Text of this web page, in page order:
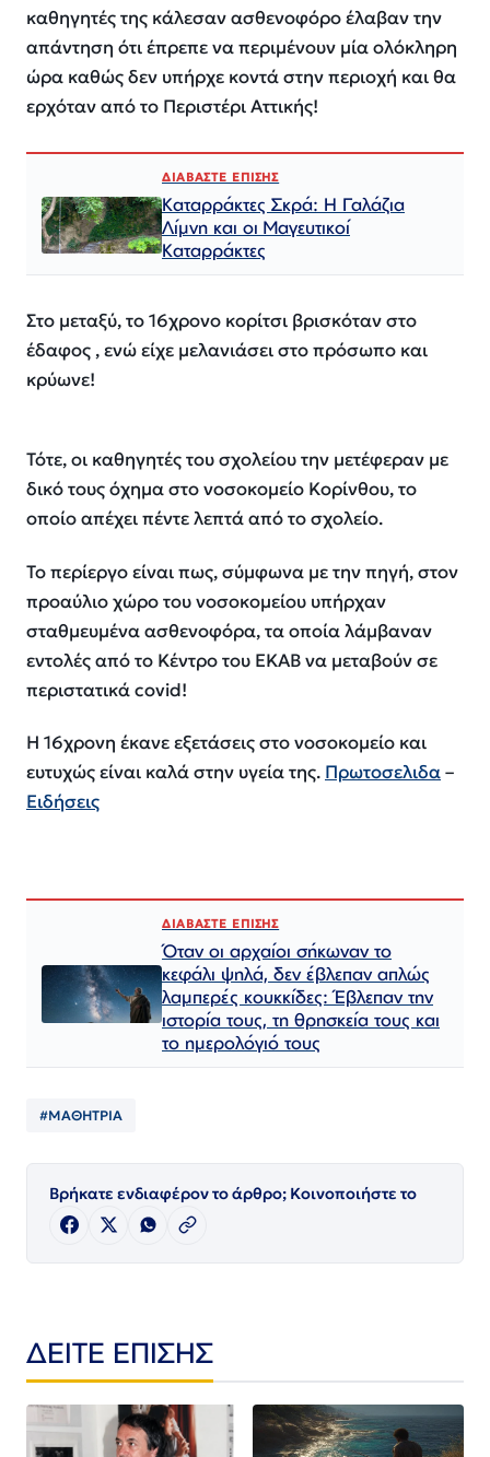
καθηγητές της κάλεσαν ασθενοφόρο έλαβαν την
απάντηση ότι έπρεπε να περιμένουν μία ολόκληρη
ώρα καθώς δεν υπήρχε κοντά στην περιοχή και θα
ερχόταν από το Περιστέρι Αττικής!
ΔΙΑΒΑΣΤΕ ΕΠΙΣΗΣ
Καταρράκτες Σκρά: Η Γαλάζια
Λίμνη και οι Μαγευτικοί
Καταρράκτες
Στο μεταξύ, το 16χρονο κορίτσι βρισκόταν στο
έδαφος , ενώ είχε μελανιάσει στο πρόσωπο και
κρύωνε!
Τότε, οι καθηγητές του σχολείου την μετέφεραν με
δικό τους όχημα στο νοσοκομείο Κορίνθου, το
οποίο απέχει πέντε λεπτά από το σχολείο.
Το περίεργο είναι πως, σύμφωνα με την πηγή, στον
προαύλιο χώρο του νοσοκομείου υπήρχαν
σταθμευμένα ασθενοφόρα, τα οποία λάμβαναν
εντολές από το Κέντρο του ΕΚΑΒ να μεταβούν σε
περιστατικά covid!
Η 16χρονη έκανε εξετάσεις στο νοσοκομείο και
ευτυχώς είναι καλά στην υγεία της. Πρωτοσελιδα–
Ειδήσεις
ΔΙΑΒΑΣΤΕ ΕΠΙΣΗΣ
Όταν οι αρχαίοι σήκωναν το
κεφάλι ψηλά, δεν έβλεπαν απλώς
λαμπερές κουκκίδες: Έβλεπαν την
ιστορία τους, τη θρησκεία τους και
το ημερολόγιό τους
#ΜΑΘΗΤΡΙΑ
Βρήκατε ενδιαφέρον το άρθρο; Κοινοποιήστε το
ΔΕΙΤΕ ΕΠΙΣΗΣ